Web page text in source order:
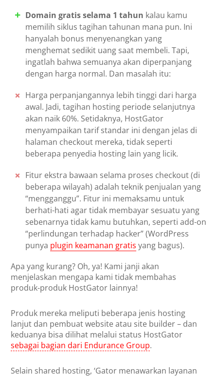
Domain gratis selama 1 tahun kalau kamu
memilih siklus tagihan tahunan mana pun. Ini
hanyalah bonus menyenangkan yang
menghemat sedikit uang saat membeli. Tapi,
ingatlah bahwa semuanya akan diperpanjang
dengan harga normal. Dan masalah itu:
Harga perpanjangannya lebih tinggi dari harga
awal. Jadi, tagihan hosting periode selanjutnya
akan naik 60%. Setidaknya, HostGator
menyampaikan tarif standar ini dengan jelas di
halaman checkout mereka, tidak seperti
beberapa penyedia hosting lain yang licik.
Fitur ekstra bawaan selama proses checkout (di
beberapa wilayah) adalah teknik penjualan yang
“mengganggu”. Fitur ini memaksamu untuk
berhati-hati agar tidak membayar sesuatu yang
sebenarnya tidak kamu butuhkan, seperti add-on
“perlindungan terhadap hacker” (WordPress
punya plugin keamanan gratis yang bagus).
Apa yang kurang? Oh, ya! Kami janji akan
menjelaskan mengapa kami tidak membahas
produk-produk HostGator lainnya!
Produk mereka meliputi beberapa jenis hosting
lanjut dan pembuat website atau site builder – dan
keduanya bisa dilihat melalui status HostGator
sebagai bagian dari Endurance Group.
Selain shared hosting, ‘Gator menawarkan layanan